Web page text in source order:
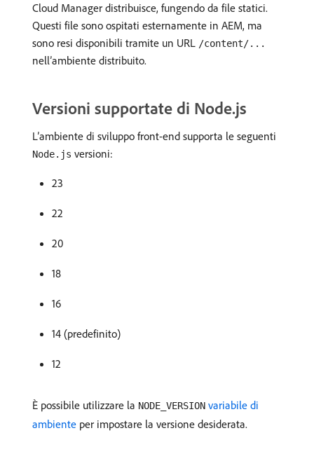
Cloud Manager distribuisce, fungendo da file statici.
Questi file sono ospitati esternamente in AEM, ma
sono resi disponibili tramite un URL /content/...
nell’ambiente distribuito.
Versioni supportate di Node.js
L’ambiente di sviluppo front-end supporta le seguenti
Node.js versioni:
23
22
20
18
16
14 (predefinito)
12
È possibile utilizzare la NODE_VERSION variabile di
ambiente per impostare la versione desiderata.